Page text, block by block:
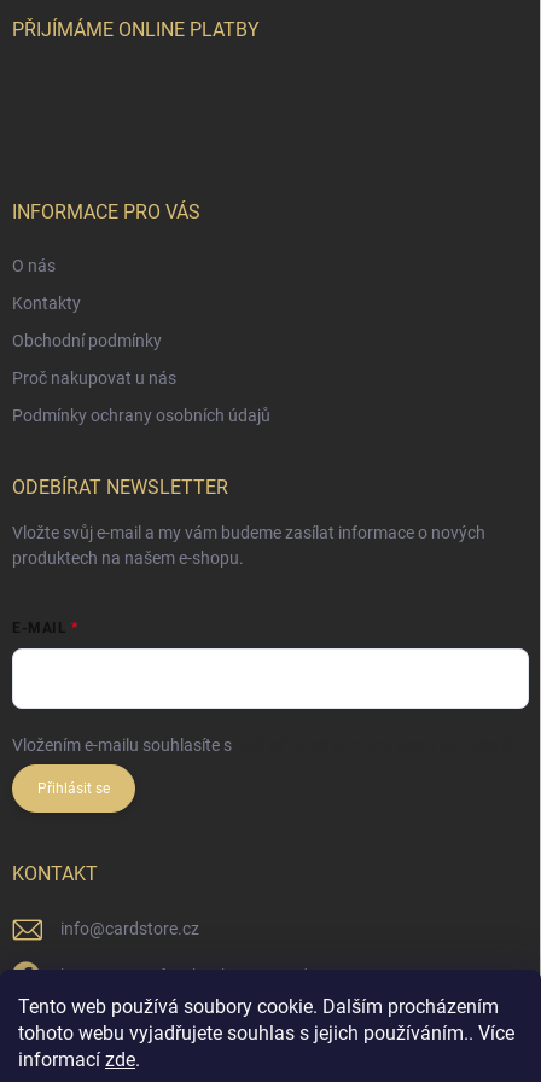
Tento web používá soubory cookie. Dalším procházením
tohoto webu vyjadřujete souhlas s jejich používáním.. Více
informací zde.
PŘIJÍMÁME ONLINE PLATBY
INFORMACE PRO VÁS
O nás
Kontakty
Obchodní podmínky
Proč nakupovat u nás
Podmínky ochrany osobních údajů
ODEBÍRAT NEWSLETTER
Vložte svůj e-mail a my vám budeme zasílat informace o nových
produktech na našem e-shopu.
E-MAIL
Vložením e-mailu souhlasíte s
Přihlásit se
KONTAKT
info@cardstore.cz
https://www.facebook.com/cardstorecz
cardstore.cz/
@cardstore.cz/